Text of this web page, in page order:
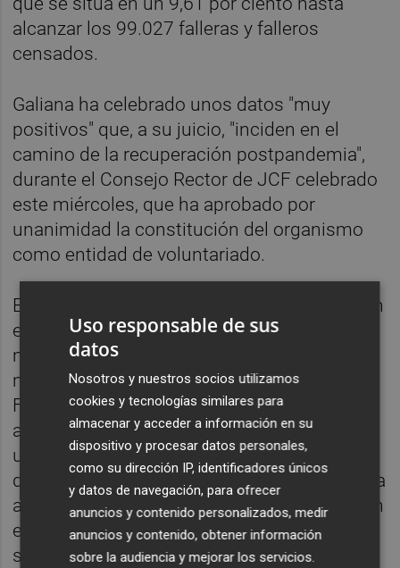
alcanzar los 99.027 falleras y falleros
censados.
Galiana ha celebrado unos datos "muy
positivos" que, a su juicio, "inciden en el
camino de la recuperación postpandemia",
durante el Consejo Rector de JCF celebrado
este miércoles, que ha aprobado por
unanimidad la constitución del organismo
como entidad de voluntariado.
El edil ha defendido que estos datos "inciden
en el camino de recuperación de la
normalidad después de la pandemia, que
nos ha permitido este año disfrutar de las
Fallas en marzo". En ese sentido, ha
apuntado que la recuperación del censo "es
un indicador más de la recuperación" y ha
destacado que, "afortunadamente, esa vuelta
a la normalidad lo estamos viviendo también
en toda la cultura festiva de la ciudad, como
se demuestra esta misma Navidad
Uso responsable de sus
datos
Nosotros y nuestros socios utilizamos
cookies y tecnologías similares para
almacenar y acceder a información en su
dispositivo y procesar datos personales,
como su dirección IP, identificadores únicos
y datos de navegación, para ofrecer
anuncios y contenido personalizados, medir
anuncios y contenido, obtener información
sobre la audiencia y mejorar los servicios.